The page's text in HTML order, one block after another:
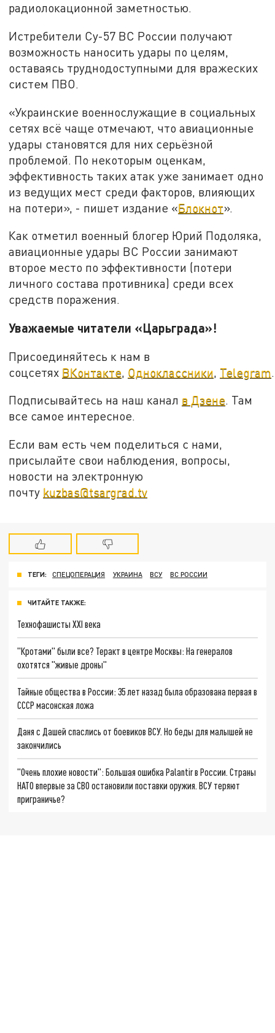
радиолокационной заметностью.
Истребители Су-57 ВС России получают
возможность наносить удары по целям,
оставаясь труднодоступными для вражеских
систем ПВО.
«Украинские военнослужащие в социальных
сетях всё чаще отмечают, что авиационные
удары становятся для них серьёзной
проблемой. По некоторым оценкам,
эффективность таких атак уже занимает одно
из ведущих мест среди факторов, влияющих
на потери», - пишет издание «Блокнот».
Как отметил военный блогер Юрий Подоляка,
авиационные удары ВС России занимают
второе место по эффективности (потери
личного состава противника) среди всех
средств поражения.
Уважаемые читатели «Царьграда»!
Присоединяйтесь к нам в
соцсетях ВКонтакте Одноклассники Telegram
Подписывайтесь на наш канал в Дзене. Там
все самое интересное.
Если вам есть чем поделиться с нами,
присылайте свои наблюдения, вопросы,
новости на электронную
почту kuzbas@tsargrad.tv
ТЕГИ: СПЕЦОПЕРАЦИЯ УКРАИНА ВСУ ВС РОССИИ
ЧИТАЙТЕ ТАКЖЕ:
Технофашисты XXI века
"Кротами" были все? Теракт в центре Москвы: На генералов
охотятся "живые дроны"
Тайные общества в России: 35 лет назад была образована первая в
СССР масонская ложа
Даня с Дашей спаслись от боевиков ВСУ. Но беды для малышей не
закончились
"Очень плохие новости": Большая ошибка Palantir в России. Страны
НАТО впервые за СВО остановили поставки оружия. ВСУ теряют
приграничье?